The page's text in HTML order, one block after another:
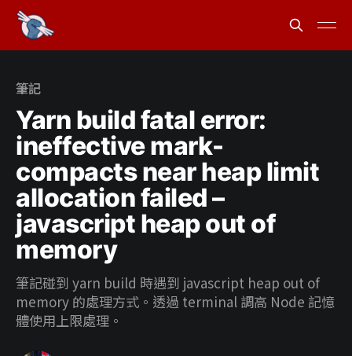
筆記
Yarn build fatal error:
ineffective mark-
compacts near heap limit
allocation failed –
javascript heap out of
memory
筆記碰到 yarn build 時遇到 javascript heap out of
memory 的處理方式。透過 terminal 調高 Node 記憶
體使用上限處理。